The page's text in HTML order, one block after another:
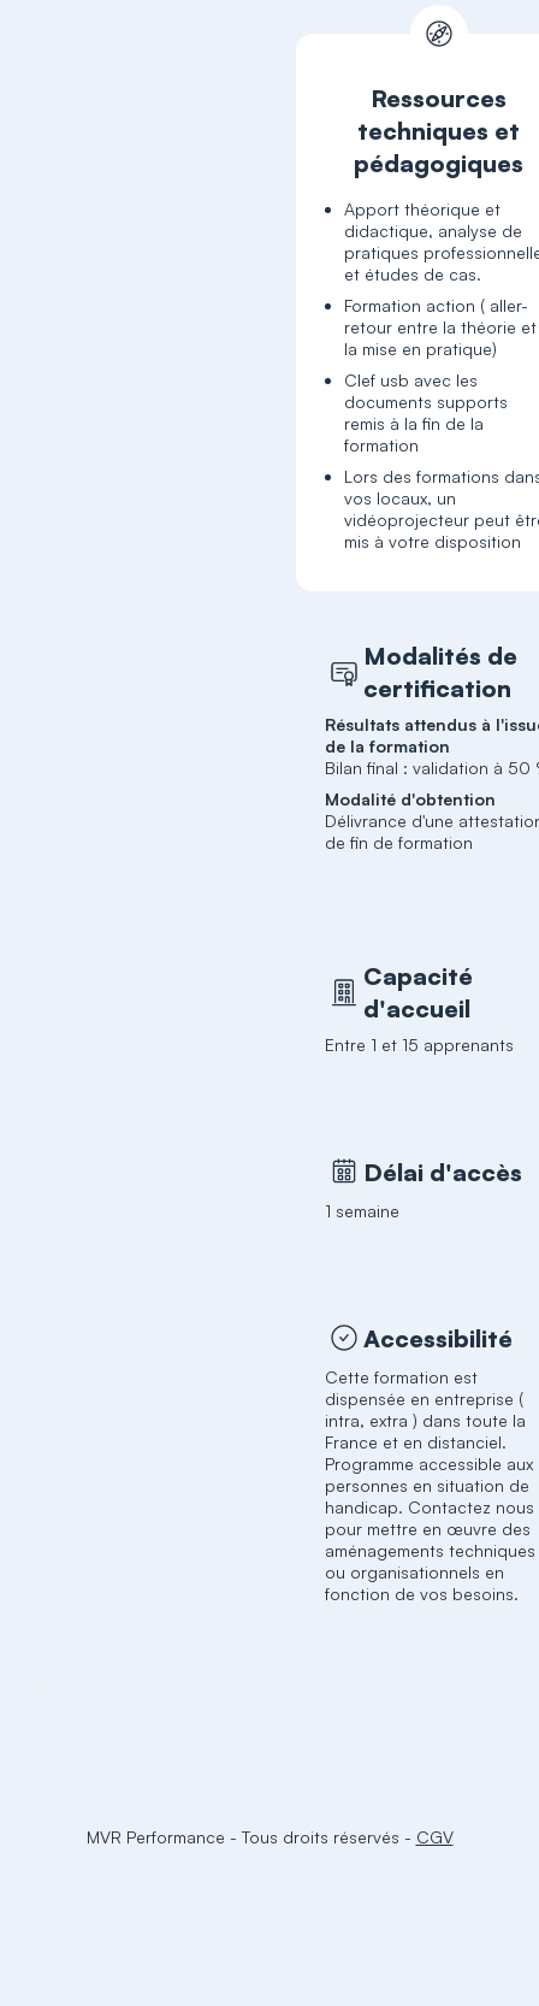
Ressources
techniques et
pédagogiques
Apport théorique et
didactique, analyse de
pratiques
et études de cas.
Formation action ( aller-
retour entre la théorie et
la mise en pratique)
Clef usb avec les
documents supports
remis à la fin de la
formation
Lors des formations
vos locaux, un
vidéoprojecteur peut
mis à votre disposition
Modalités de
certification
Résultats attendus à
de la formation
Bilan final : validation à 50
Modalité d'obtention
Délivrance d'une
de fin de formation
Capacité
d'accueil
Entre 1 et 15 apprenants
Délai d'accès
1 semaine
Accessibilité
Cette formation est
dispensée en entreprise (
intra, extra ) dans toute la
France et en distanciel.
Programme accessible aux
personnes en situation de
handicap. Contactez nous
pour mettre en œuvre des
aménagements techniques
ou organisationnels en
fonction de vos besoins.
MVR Performance - Tous droits réservés - CGV